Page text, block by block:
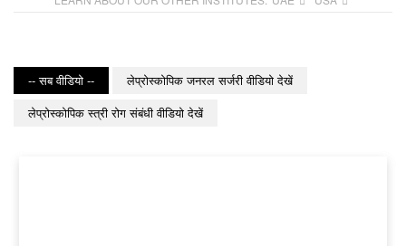
-- सब वीडियो --
लेप्रोस्कोपिक जनरल सर्जरी वीडियो देखें
लेप्रोस्कोपिक स्त्री रोग संबंधी वीडियो देखें